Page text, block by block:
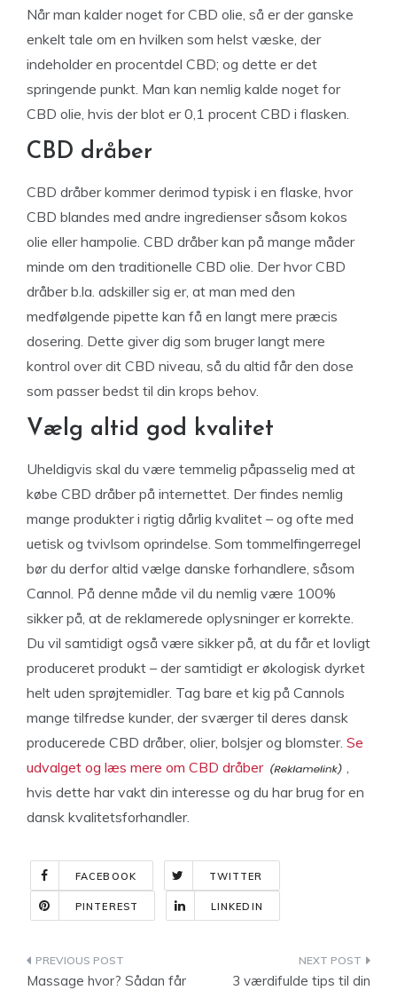
Når man kalder noget for CBD olie, så er der ganske
enkelt tale om en hvilken som helst væske, der
indeholder en procentdel CBD; og dette er det
springende punkt. Man kan nemlig kalde noget for
CBD olie, hvis der blot er 0,1 procent CBD i flasken.
CBD dråber
CBD dråber kommer derimod typisk i en flaske, hvor
CBD blandes med andre ingredienser såsom kokos
olie eller hampolie. CBD dråber kan på mange måder
minde om den traditionelle CBD olie. Der hvor CBD
dråber b.la. adskiller sig er, at man med den
medfølgende pipette kan få en langt mere præcis
dosering. Dette giver dig som bruger langt mere
kontrol over dit CBD niveau, så du altid får den dose
som passer bedst til din krops behov.
Vælg altid god kvalitet
Uheldigvis skal du være temmelig påpasselig med at
købe CBD dråber på internettet. Der findes nemlig
mange produkter i rigtig dårlig kvalitet – og ofte med
uetisk og tvivlsom oprindelse. Som tommelfingerregel
bør du derfor altid vælge danske forhandlere, såsom
Cannol. På denne måde vil du nemlig være 100%
sikker på, at de reklamerede oplysninger er korrekte.
Du vil samtidigt også være sikker på, at du får et lovligt
produceret produkt – der samtidigt er økologisk dyrket
helt uden sprøjtemidler. Tag bare et kig på Cannols
mange tilfredse kunder, der sværger til deres dansk
producerede CBD dråber, olier, bolsjer og blomster. Se
udvalget og læs mere om CBD dråber
,
hvis dette har vakt din interesse og du har brug for en
dansk kvalitetsforhandler.
FACEBOOK TWITTER
PINTEREST LINKEDIN
Indlægsnavigation
Massage hvor? Sådan får 3 værdifulde tips til din